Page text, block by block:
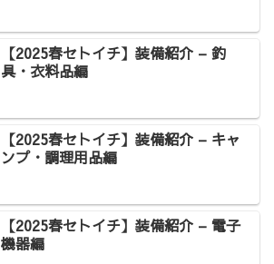
【2025春セトイチ】装備紹介 – 釣
具・衣料品編
【2025春セトイチ】装備紹介 – キャ
ンプ・調理用品編
【2025春セトイチ】装備紹介 – 電子
機器編